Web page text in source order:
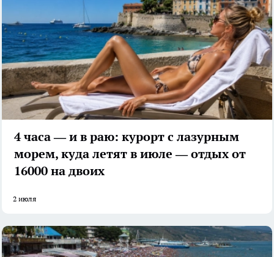
4 часа — и в раю: курорт с лазурным
морем, куда летят в июле — отдых от
16000 на двоих
2 июля